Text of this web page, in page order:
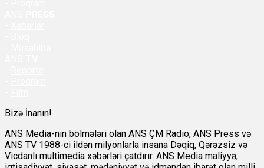
Bizə İnanın!
ANS Media-nın bölmələri olan ANS ÇM Radio, ANS Press və
ANS TV 1988-ci ildən milyonlarla insana Dəqiq, Qərəzsiz və
Vicdanlı multimedia xəbərləri çatdırır. ANS Media maliyyə,